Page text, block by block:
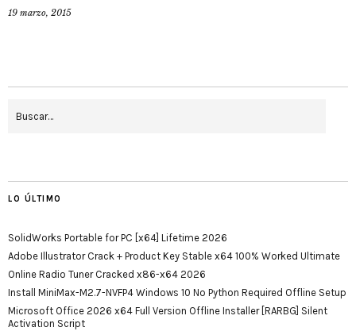
19 marzo, 2015
LO ÚLTIMO
SolidWorks Portable for PC [x64] Lifetime 2026
Adobe Illustrator Crack + Product Key Stable x64 100% Worked Ultimate
Online Radio Tuner Cracked x86-x64 2026
Install MiniMax-M2.7-NVFP4 Windows 10 No Python Required Offline Setup
Microsoft Office 2026 x64 Full Version Offline Installer [RARBG] Silent
Activation Script